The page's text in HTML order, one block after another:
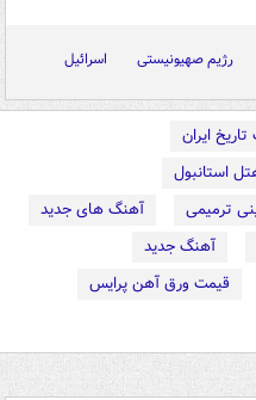
رژیم صهیونیستی اسرائیل
ایران
استانبول
ترمیمی
آهنگ های جدید
آهنگ جدید
قیمت ورق آهن پرایس